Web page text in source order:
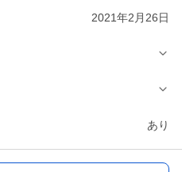
2021年2月26日
あり